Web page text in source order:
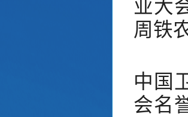
业大
周铁
中国
会名